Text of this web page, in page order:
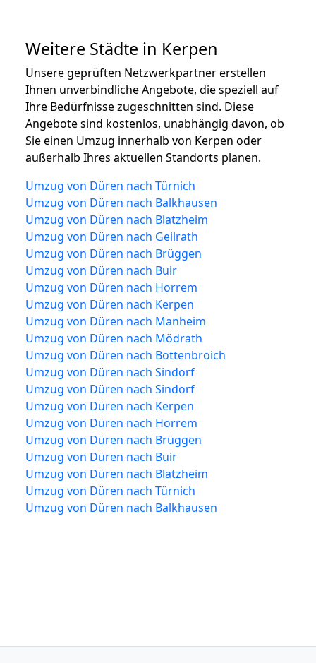
Weitere Städte in Kerpen
Unsere geprüften Netzwerkpartner erstellen
Ihnen unverbindliche Angebote, die speziell auf
Ihre Bedürfnisse zugeschnitten sind. Diese
Angebote sind kostenlos, unabhängig davon, ob
Sie einen Umzug innerhalb von Kerpen oder
außerhalb Ihres aktuellen Standorts planen.
Umzug von Düren nach Türnich
Umzug von Düren nach Balkhausen
Umzug von Düren nach Blatzheim
Umzug von Düren nach Geilrath
Umzug von Düren nach Brüggen
Umzug von Düren nach Buir
Umzug von Düren nach Horrem
Umzug von Düren nach Kerpen
Umzug von Düren nach Manheim
Umzug von Düren nach Mödrath
Umzug von Düren nach Bottenbroich
Umzug von Düren nach Sindorf
Umzug von Düren nach Sindorf
Umzug von Düren nach Kerpen
Umzug von Düren nach Horrem
Umzug von Düren nach Brüggen
Umzug von Düren nach Buir
Umzug von Düren nach Blatzheim
Umzug von Düren nach Türnich
Umzug von Düren nach Balkhausen